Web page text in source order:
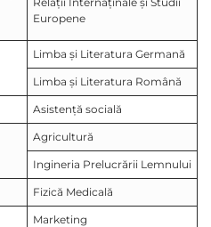
Europene
Limba și Literatura Germană
Limba și Literatura Română
Asistență socială
Agricultură
Ingineria Prelucrării Lemnului
Fizică Medicală
Marketing